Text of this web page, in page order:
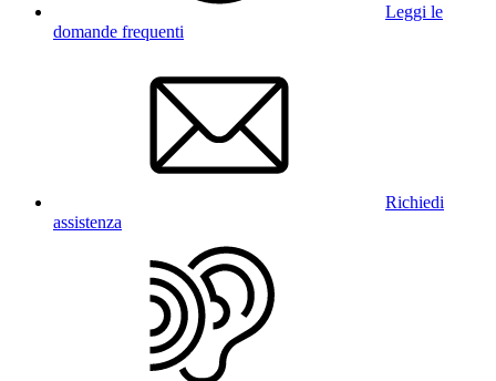
Leggi le
domande frequenti
Richiedi
assistenza